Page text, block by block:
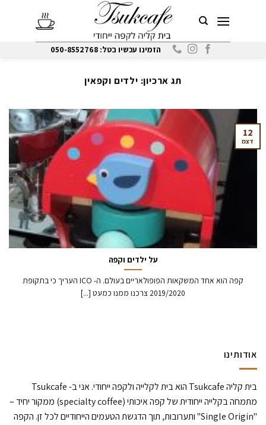
הזמינו עכשיו בטל: 050-8552768
תג ארכיון: ילדים וקפאין
על ילדים וקפה
קפה הוא אחד המשקאות הפופולאריים בעולם. ה- ICO העריך כי בתקופת
2019/2020 צרכנו ממנו כמעט [...]
12
דצמ
אודותינו
בית קליה Tsukcafe הוא בית לקלייה ולקפה ייחודי. אני ב- Tsukcafe
מתמחה בקלייה ייחודית של קפה איכותי (specialty coffee) ממקור יחיד –
"Single Origin" ותערובות, תוך הדגשת הטעמים הייחודיים לכל זן. הקפה